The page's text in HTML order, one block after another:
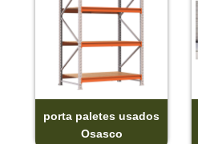
porta paletes usados
Osasco